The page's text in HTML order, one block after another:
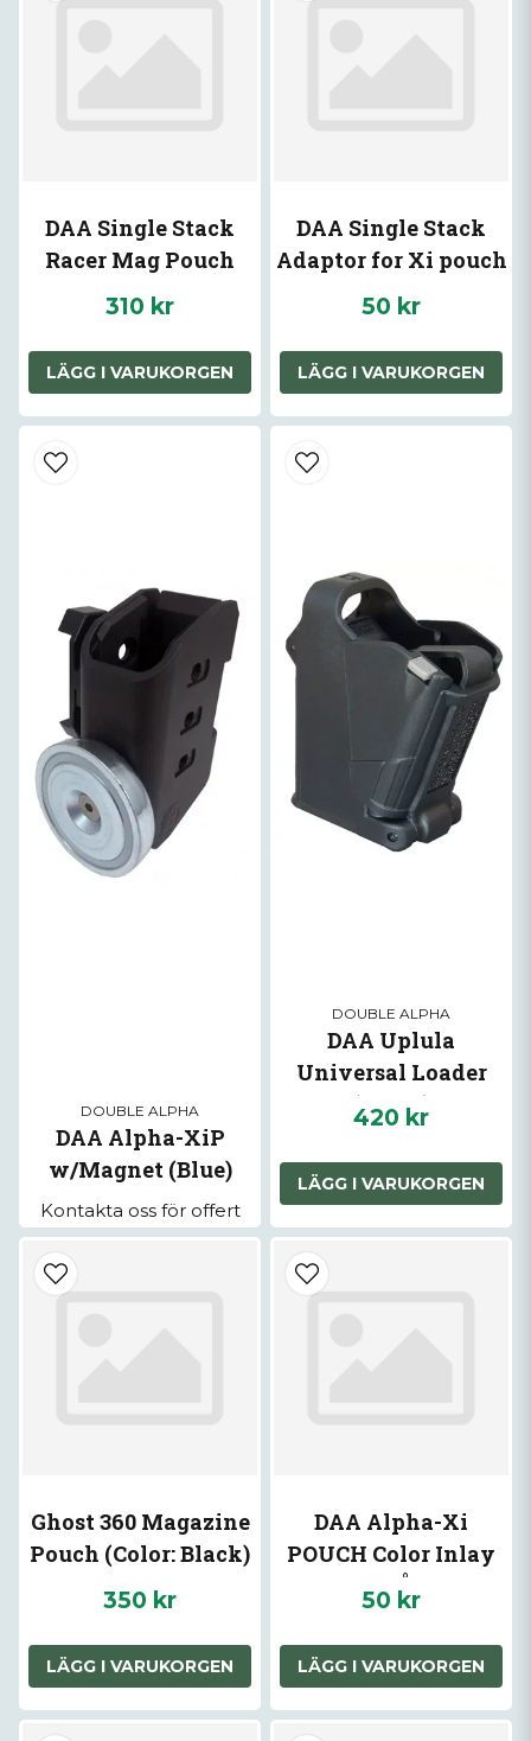
DAA Single Stack
Racer Mag Pouch
310 kr
LÄGG I VARUKORGEN
DAA Single Stack
Adaptor for Xi pouch
50 kr
LÄGG I VARUKORGEN
DOUBLE ALPHA
DAA Alpha-XiP
w/Magnet (Blue)
Kontakta oss för offert
DOUBLE ALPHA
DAA Uplula
Universal Loader
(Black)
420 kr
LÄGG I VARUKORGEN
Ghost 360 Magazine
Pouch (Color: Black)
350 kr
LÄGG I VARUKORGEN
DAA Alpha-Xi
POUCH Color Inlay
BLÅ
50 kr
LÄGG I VARUKORGEN